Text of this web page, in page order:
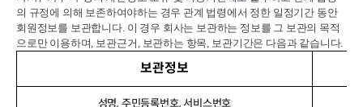
의 규정에 의해 보존하여야하는 경우 관계 법령에서 정한 일정기간 동안
회원정보를 보관합니다. 이 경우 회사는 보관하는 정보를 그 보관의 목적
으로만 이용하며, 보관근거, 보관하는 항목, 보관기간은 다음과 같습니다.
보관정보
성명, 주민등록번호, 서비스번호